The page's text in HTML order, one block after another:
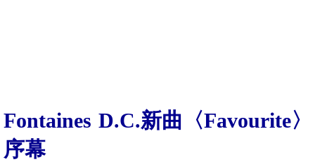
Fontaines D.C.新曲〈Favourite
序幕